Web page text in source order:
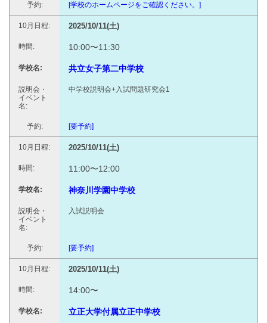
[学校のホームページをご確認ください。]
2025/10/11(土)
10:00〜11:30
共立女子第二中学校
中学校説明会+入試問題研究会1
[要予約]
2025/10/11(土)
11:00〜12:00
神奈川学園中学校
入試説明会
[要予約]
2025/10/11(土)
14:00〜
立正大学付属立正中学校